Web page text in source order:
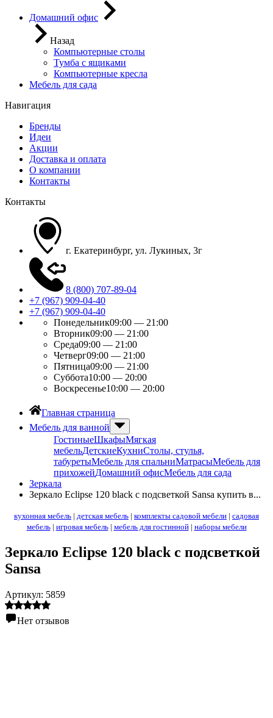
Домашний офис
Назад
Компьютерные столы
Тумба с ящиками
Компьютерные кресла
Мебель для сада
Навигация
Бренды
Идеи
Акции
Доставка и оплата
О компании
Контакты
Контакты
г. Екатеринбург, ул. Лукиных, 3г
8 (800) 707-89-04
+7 (967) 909-04-40
+7 (967) 909-04-40
Понедельник09:00 — 21:00
Вторник09:00 — 21:00
Среда09:00 — 21:00
Четверг09:00 — 21:00
Пятница09:00 — 21:00
Суббота10:00 — 20:00
Воскресенье10:00 — 20:00
Главная страница
Мебель для ванной
ГостиныеШкафыМягкая
мебельДетскиеКухниСтолы, стулья,
табуретыМебель для спальниМатрасыМебель для
прихожейДомашний офисМебель для сада
Зеркала
Зеркало Eclipse 120 black с подсветкой Sansa купить в...
кухонная мебель | детская мебель | комплекты садовой мебели | садовая
мебель| игровая мебель| мебель для гостинной| наборы мебели
Зеркало Eclipse 120 black с подсветкой
Sansa
Артикул: 5859
Нет отзывов